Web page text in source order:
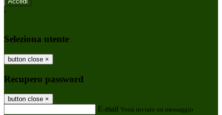
-
Seleziona utente
button close ×
Recupero password
button close ×
E-mail Verrà inviato un messaggio